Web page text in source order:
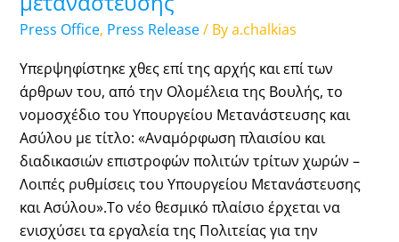
Press Office, Press Release/ Bya.chalkias
Υπερψηφίστηκε χθες επί της αρχής και επί των
άρθρων του, από την Ολομέλεια της Βουλής, το
νομοσχέδιο του Υπουργείου Μετανάστευσης και
Ασύλου με τίτλο: «Αναμόρφωση πλαισίου και
διαδικασιών επιστροφών πολιτών τρίτων χωρών –
Λοιπές ρυθμίσεις του Υπουργείου Μετανάστευσης
και Ασύλου».Το νέο θεσμικό πλαίσιο έρχεται να
ενισχύσει τα εργαλεία της Πολιτείας για την
την
αντιμετώπιση
παράνομης
μετανάστευσης